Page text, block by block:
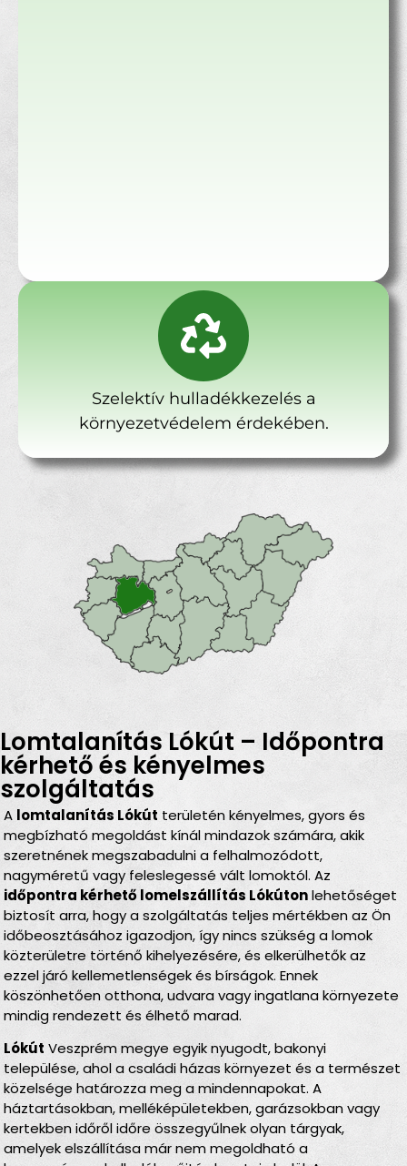
Szelektív hulladékkezelés a
környezetvédelem érdekében.
Lomtalanítás Lókút – Időpontra
kérhető és kényelmes
szolgáltatás
A lomtalanítás Lókút területén kényelmes, gyors és
megbízható megoldást kínál mindazok számára, akik
szeretnének megszabadulni a felhalmozódott,
nagyméretű vagy feleslegessé vált lomoktól. Az
időpontra kérhető lomelszállítás Lókútonlehetőséget
biztosít arra, hogy a szolgáltatás teljes mértékben az Ön
időbeosztásához igazodjon, így nincs szükség a lomok
közterületre történő kihelyezésére, és elkerülhetők az
ezzel járó kellemetlenségek és bírságok. Ennek
köszönhetően otthona, udvara vagy ingatlana környezete
mindig rendezett és élhető marad.
Lókút Veszprém megye egyik nyugodt, bakonyi
települése, ahol a családi házas környezet és a természet
közelsége határozza meg a mindennapokat. A
háztartásokban, melléképületekben, garázsokban vagy
kertekben időről időre összegyűlnek olyan tárgyak,
amelyek elszállítása már nem megoldható a